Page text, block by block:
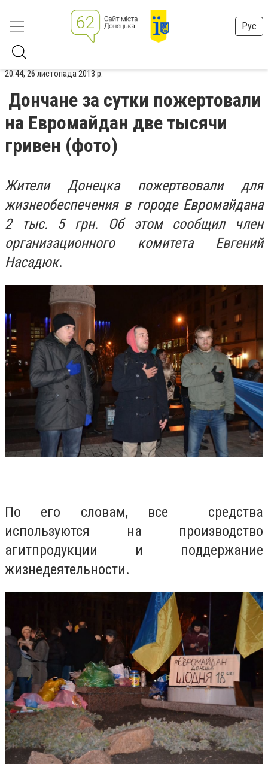
Рус
20:44, 26 листопада 2013 р.
Дончане за сутки пожертовали
на Евромайдан две тысячи
гривен (фото)
Жители Донецка пожертвовали для
жизнеобеспечения в городе Евромайдана
2 тыс. 5 грн. Об этом сообщил член
организационного комитета Евгений
Насадюк.
По его словам, все средства
используются на производство
агитпродукции и поддержание
жизнедеятельности.